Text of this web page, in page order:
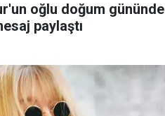
oğlu doğum gününde
paylaştı